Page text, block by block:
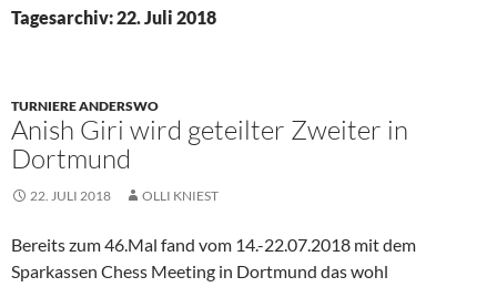
Tagesarchiv: 22. Juli 2018
TURNIERE ANDERSWO
Anish Giri wird geteilter Zweiter in
Dortmund
22. JULI 2018 OLLI KNIEST
Bereits zum 46.Mal fand vom 14.-22.07.2018 mit dem
Sparkassen Chess Meeting in Dortmund das wohl